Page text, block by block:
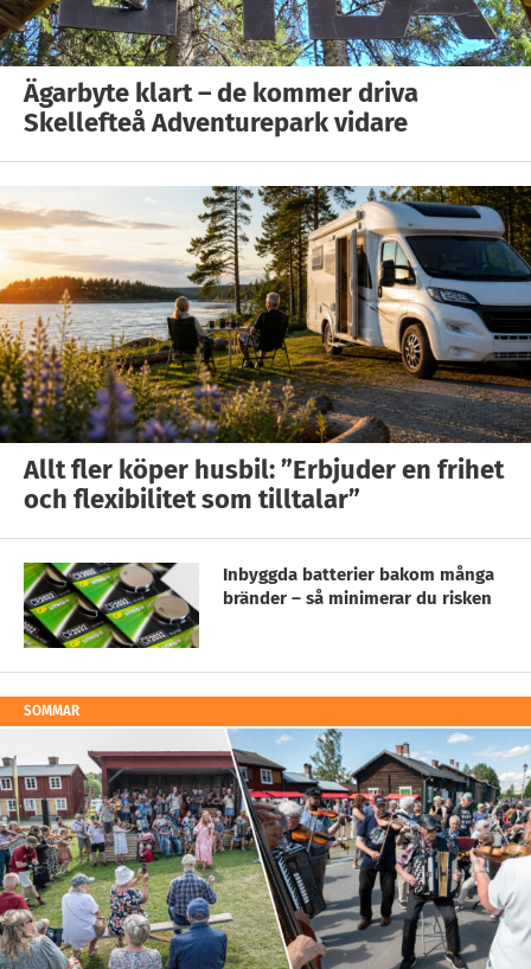
Ägarbyte klart – de kommer driva
Skellefteå Adventurepark vidare
Allt fler köper husbil: ”Erbjuder en frihet
och flexibilitet som tilltalar”
Inbyggda batterier bakom många
bränder – så minimerar du risken
SOMMAR